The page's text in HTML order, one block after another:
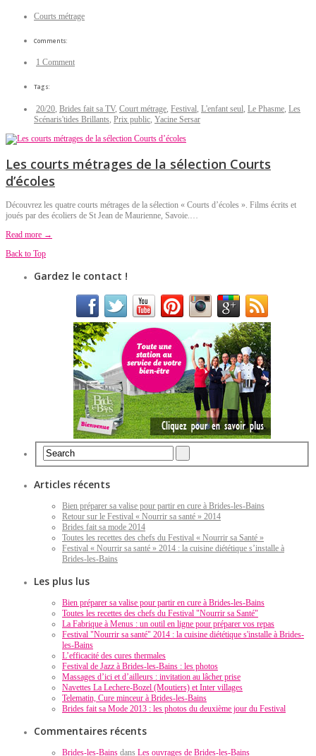
Courts métrage
Comments:
1 Comment
Tags:
20/20, Brides fait sa TV, Court métrage, Festival, L'enfant seul, Le Phasme, Les
Scénaris'tides Brillants, Prix public, Yacine Sersar
Les courts métrages de la sélection Courts
d’écoles
Découvrez les quatre courts métrages de la sélection « Courts d’écoles ». Films écrits et
joués par des écoliers de St Jean de Maurienne, Savoie.…
Read more →
Back to Top
Gardez le contact !
Articles récents
Bien préparer sa valise pour partir en cure à Brides-les-Bains
Retour sur le Festival « Nourrir sa santé » 2014
Brides fait sa mode 2014
Toutes les recettes des chefs du Festival « Nourrir sa Santé »
Festival « Nourrir sa santé » 2014 : la cuisine diététique s’installe à
Brides-les-Bains
Les plus lus
Bien préparer sa valise pour partir en cure à Brides-les-Bains
Toutes les recettes des chefs du Festival "Nourrir sa Santé"
La Fabrique à Menus : un outil en ligne pour préparer vos repas
Festival "Nourrir sa santé" 2014 : la cuisine diététique s'installe à Brides-
les-Bains
L’efficacité des cures thermales
Festival de Jazz à Brides-les-Bains : les photos
Massages d’ici et d’ailleurs : invitation au lâcher prise
Navettes La Lechere-Bozel (Moutiers) et Inter villages
Telematin, Cure minceur à Brides-les-Bains
Brides fait sa Mode 2013 : les photos du deuxième jour du Festival
Commentaires récents
Brides-les-Bains dans Les ouvrages de Brides-les-Bains